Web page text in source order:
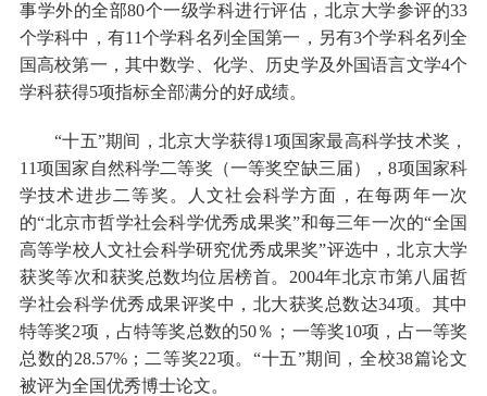
事学外的全部80个一级学科进行评估，北京大学参评的33
个学科中，有11个学科名列全国第一，另有3个学科名列全
国高校第一，其中数学、化学、历史学及外国语言文学4个
学科获得5项指标全部满分的好成绩。
“十五”期间，北京大学获得1项国家最高科学技术奖，
11项国家自然科学二等奖（一等奖空缺三届），8项国家科
学技术进步二等奖。人文社会科学方面，在每两年一次
的“北京市哲学社会科学优秀成果奖”和每三年一次的“全国
高等学校人文社会科学研究优秀成果奖”评选中，北京大学
获奖等次和获奖总数均位居榜首。2004年北京市第八届哲
学社会科学优秀成果评奖中，北大获奖总数达34项。其中
特等奖2项，占特等奖总数的50％；一等奖10项，占一等奖
总数的28.57%；二等奖22项。“十五”期间，全校38篇论文
被评为全国优秀博士论文。